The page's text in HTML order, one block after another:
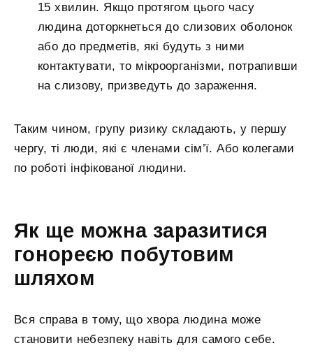
15 хвилин. Якщо протягом цього часу
людина доторкнеться до слизових оболонок
або до предметів, які будуть з ними
контактувати, то мікроорганізми, потрапивши
на слизову, призведуть до зараження.
Таким чином, групу ризику складають, у першу
чергу, ті люди, які є членами сім’ї. Або колегами
по роботі інфікованої людини.
Як ще можна заразитися
гонореєю побутовим
шляхом
Вся справа в тому, що хвора людина може
становити небезпеку навіть для самого себе.